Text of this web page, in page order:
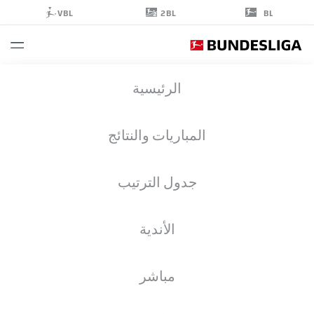
BL
2BL
VBL
الرئيسية
المباريات والنتائج
جدول الترتيب
الأندية
مباشر